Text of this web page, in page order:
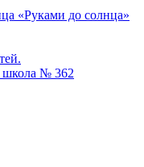
«Руками до солнца»
школа № 362